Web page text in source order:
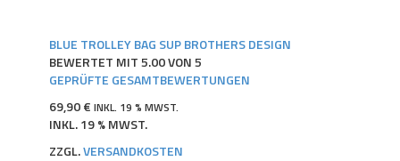
BLUE TROLLEY BAG SUP BROTHERS DESIGN
BEWERTET MIT5.00VON 5
GEPRÜFTE GESAMTBEWERTUNGEN
69,90€ INKL. 19 % MWST.
INKL. 19 % MWST.
ZZGL.VERSANDKOSTEN